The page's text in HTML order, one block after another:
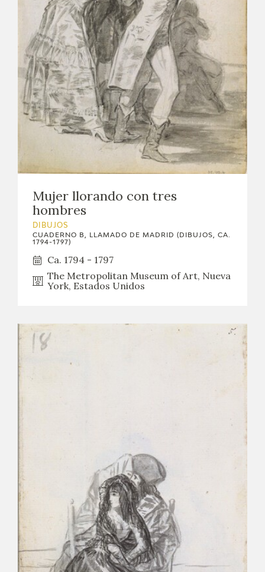
Mujer llorando con tres
hombres
DIBUJOS
CUADERNO B, LLAMADO DE MADRID (DIBUJOS, CA.
1794-1797)
Ca. 1794 - 1797
The Metropolitan Museum of Art, Nueva
York, Estados Unidos